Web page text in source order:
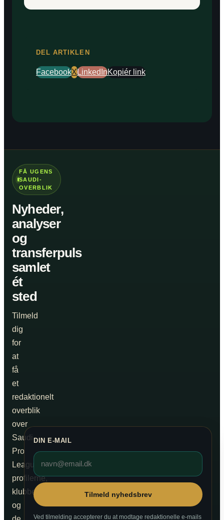
DEL ARTIKLEN
FacebookXLinkedInKopiér link
FÅ UGENS
SAUDI-
OVERBLIK
Nyheder,
analyser
og
transferpuls
samlet
ét
sted
Tilmeld
dig
for
at
få
et
redaktionelt
overblik
over
Saudi
Pro
League,
profilerne,
klubberne
og
DIN E-MAIL
Tilmeld nyhedsbrev
Ved tilmelding accepterer du at modtage redaktionelle e-mails